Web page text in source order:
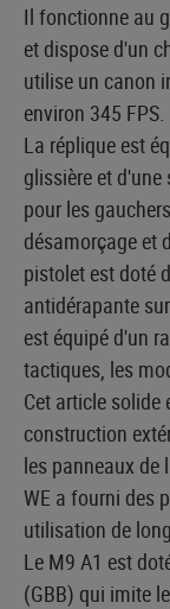
Il fonctionne au
et dispose d'un
utilise un canon
environ 345 FPS.
La réplique est
glissière et
pour les
désamorçage et
pistolet est doté
antidérapante
est équipé d'un
tactiques, les
Cet article solide
construction
les panneaux de
WE a fourni des
utilisation de
Le M9 A1 est
(GBB) qui imite